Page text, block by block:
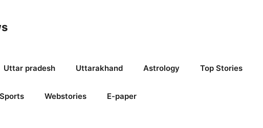
Uttar pradesh Uttarakhand Astrology Top Stories
Sports Webstories E-paper